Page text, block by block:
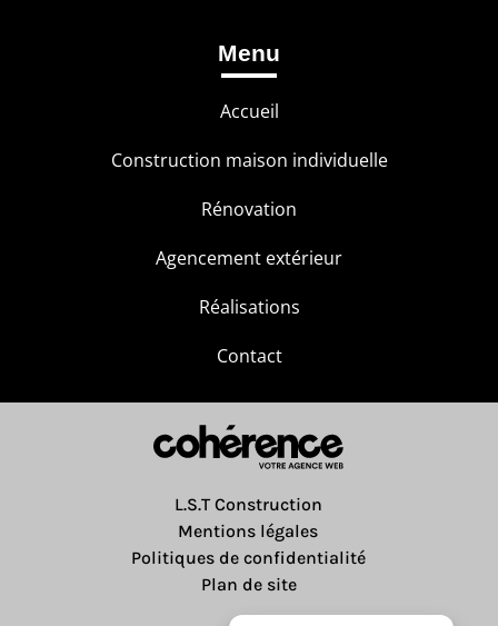
Construction de maison à Saint-Aubin-de-Médoc
Construction de maison à Saint-Jean-d’Illac
Construction de maison au Haillan
Menu
Accueil
Construction maison individuelle
Rénovation
Agencement extérieur
Réalisations
Contact
L.S.T Construction
Mentions légales
Politiques de confidentialité
Plan de site